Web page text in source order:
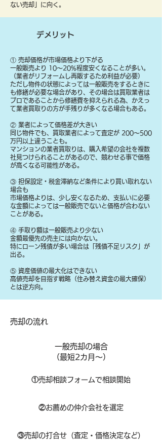
ない売却」に向く。
デメリット
① 売却価格が市場価格より下がる
一般販売より 10〜20%程度安くなることが多い。
（業者がリフォームし再販するため利益が必要）
ただし物件の状態によっては一般販売をするときに
も修繕が必要な場合があり、その場合は買取業者は
プロであることから修繕費を抑えられる為、かえっ
て業者買取りの方が手残りが多くなる場合もある。
② 業者によって価格差が大きい
同じ物件でも、買取業者によって査定が 200〜500
万円以上違うことも。
マンションの業者買取りは、購入希望の会社を複数
社見つけられることがあるので、競わせる事で価格
が高くなる可能性がある。
③ 担保設定・税金滞納など条件により買い取れない
場合も
​市場価格よりは、少し安くなるため、支払いに必要
な金額によっては一般販売でないと価格が合わない
ことがある。
④ 手取り額は一般販売より少ない
金額最優先の売主には向かない。
特にローン残債が多い場合は「残債不足リスク」が
出る。
⑤ 資産価値の最大化はできない
高値売却を目指す戦略（住み替え資金の最大確保）
とは逆方向。
​売却の流れ
一般売却の場合
​（最短2カ月～）
①​売却相談フォームで相談開始
②お薦めの仲介会社を選定
③売却の打合せ（査定・価格決定など）